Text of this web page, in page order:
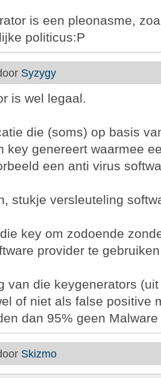
is een pleonasme,
politicus:P
Syzygy
is wel legaal.
die (soms) op basis
key genereert waarmee
een anti virus
stukje versleuteling
key om zodoende
provider te
van die keygenerators
of niet als false positive
dan 95% geen
Skizmo